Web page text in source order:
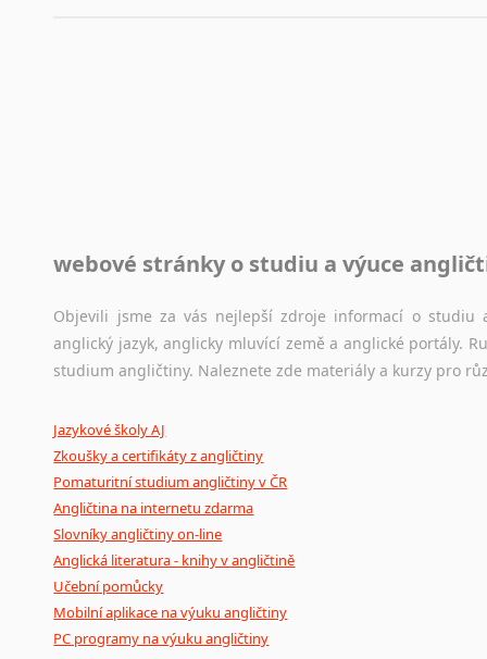
Jazykový korpus je elektronický soubor autentických
původního zdroje textu.
Ostatní pomůcky pro překladatele
poradny a pravidla
webové stránky o studiu a výuce
Objevili jsme za vás nejlepší zdroje informací o studiu
anglický jazyk, anglicky mluvící země a anglické portály.
studium angličtiny. Naleznete zde materiály a kurzy pro
Jazykové školy AJ
Zkoušky a certifikáty z angličtiny
Pomaturitní studium angličtiny v ČR
Angličtina na internetu zdarma
Slovníky angličtiny on-line
Anglická literatura - knihy v angličtině
Učební pomůcky
Mobilní aplikace na výuku angličtiny
PC programy na výuku angličtiny